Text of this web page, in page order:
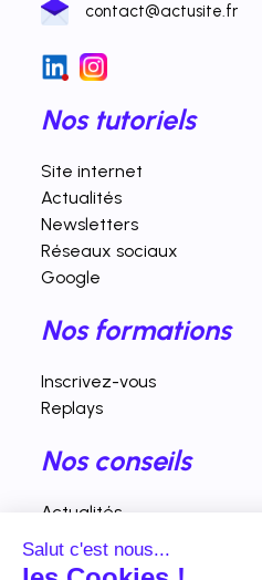
contact@actusite.fr
Nos tutoriels
Site internet
Actualités
Newsletters
Réseaux sociaux
Google
Nos formations
Inscrivez-vous
Replays
Nos conseils
Actualités
Fiches pratiques
Interventions vidéos
Salut c'est nous...